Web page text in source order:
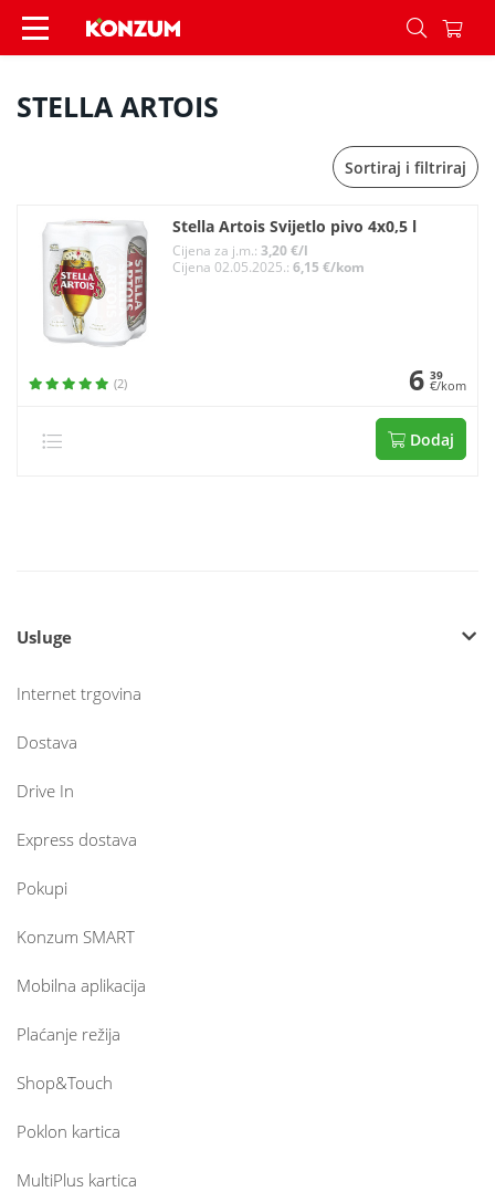
STELLA ARTOIS - Konzum
STELLA ARTOIS
Sortiraj i filtriraj
Stella Artois Svijetlo pivo 4x0,5 l
Cijena za j.m.: 3,20 €/l
Cijena 02.05.2025.: 6,15 €/kom
(2) 6 39
€/kom
Dodaj
Usluge
Internet trgovina
Dostava
Drive In
Express dostava
Pokupi
Konzum SMART
Mobilna aplikacija
Plaćanje režija
Shop&Touch
Poklon kartica
MultiPlus kartica